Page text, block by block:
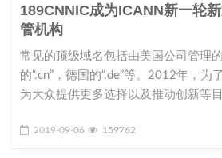
189CNNIC成为ICANN新一轮
管机构
常见的顶级域名包括由美国公司管理的
的“.cn”，德国的“.de”等。2012年，为
为大众提供更多选择以及推动创新等
2019-09-06 159762